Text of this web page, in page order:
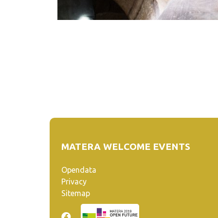
MATERA WELCOME EVENTS
Opendata
Privacy
Sitemap